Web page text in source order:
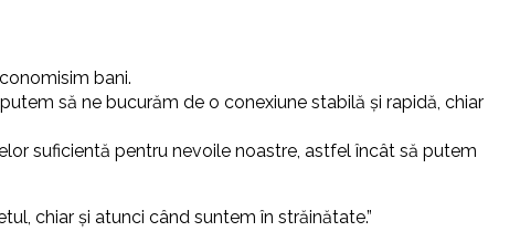
bani.
să ne bucurăm de o conexiune stabilă și rapidă, chiar
suficientă pentru nevoile noastre, astfel încât să putem
chiar și atunci când suntem în străinătate.”